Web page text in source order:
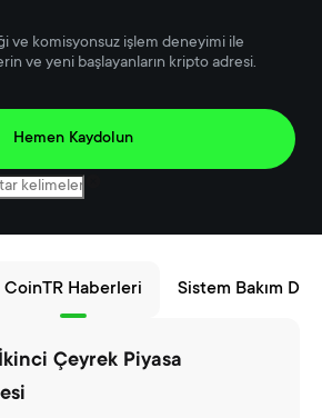
ve komisyonsuz işlem deneyimi ile
ve yeni başlayanların kripto adresi.
Hemen Kaydolun
CoinTR Haberleri Sistem Bakım
Çeyrek Piyasa